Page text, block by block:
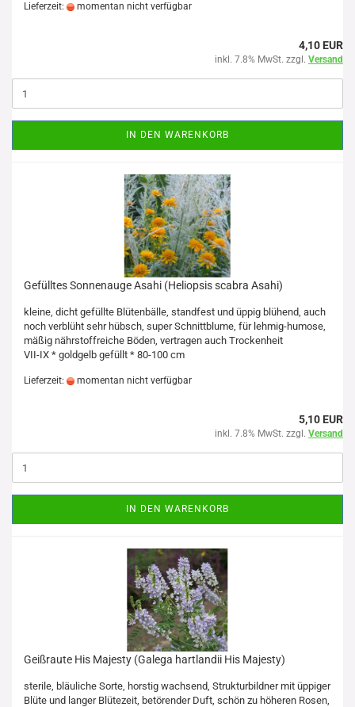
Lieferzeit: momentan nicht verfügbar
4,10 EUR
inkl. 7.8% MwSt. zzgl. Versand
IN DEN WARENKORB
Gefülltes Sonnenauge Asahi (Heliopsis scabra Asahi)
kleine, dicht gefüllte Blütenbälle, standfest und üppig blühend, auch
noch verblüht sehr hübsch, super Schnittblume, für lehmig-humose,
mäßig nährstoffreiche Böden, vertragen auch Trockenheit
VII-IX * goldgelb gefüllt * 80-100 cm
Lieferzeit: momentan nicht verfügbar
5,10 EUR
inkl. 7.8% MwSt. zzgl. Versand
IN DEN WARENKORB
Geißraute His Majesty (Galega hartlandii His Majesty)
sterile, bläuliche Sorte, horstig wachsend, Strukturbildner mit üppiger
Blüte und langer Blütezeit, betörender Duft, schön zu höheren Rosen,